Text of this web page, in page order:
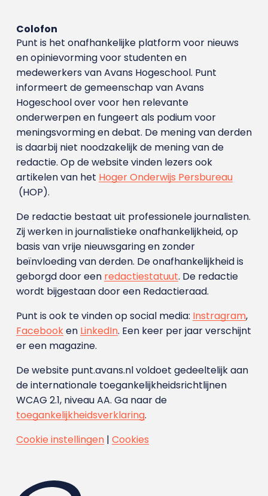
Colofon
Punt is het onafhankelijke platform voor nieuws
en opinievorming voor studenten en
medewerkers van Avans Hoge­school. Punt
informeert de gemeenschap van Avans
Hogeschool over voor hen relevante
onderwerpen en fungeert als podium voor
meningsvorming en debat. De mening van derden
is daarbij niet noodzakelijk de mening van de
redactie. Op de website vinden lezers ook
artikelen van het Hoger Onderwijs Persbureau
(HOP).
De redactie bestaat uit professionele journalisten.
Zij werken in journalistieke onafhankelijkheid, op
basis van vrije nieuwsgaring en zonder
beïnvloeding van derden. De onafhankelijkheid is
geborgd door een redactiestatuut. De redactie
wordt bijgestaan door een Redactieraad.
Punt is ook te vinden op social media: Instragram,
Facebooken LinkedIn. Een keer per jaar verschijnt
er een magazine.
De website punt.avans.nl voldoet gedeeltelijk aan
de internationale toegankelijkheidsrichtlijnen
WCAG 2.1, niveau AA. Ga naar de
toegankelijkheidsverklaring.
Cookie instellingen| Cookies